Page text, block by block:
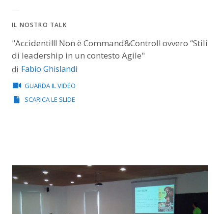
IL NOSTRO TALK
"Accidenti!!! Non è Command&Control! ovvero “Stili
di leadership in un contesto Agile"
di Fabio Ghislandi
GUARDA IL VIDEO
SCARICA LE SLIDE